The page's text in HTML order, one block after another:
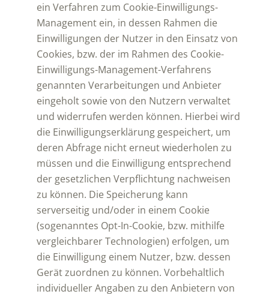
ein Verfahren zum Cookie-Einwilligungs-
Management ein, in dessen Rahmen die
Einwilligungen der Nutzer in den Einsatz von
Cookies, bzw. der im Rahmen des Cookie-
Einwilligungs-Management-Verfahrens
genannten Verarbeitungen und Anbieter
eingeholt sowie von den Nutzern verwaltet
und widerrufen werden können. Hierbei wird
die Einwilligungserklärung gespeichert, um
deren Abfrage nicht erneut wiederholen zu
müssen und die Einwilligung entsprechend
der gesetzlichen Verpflichtung nachweisen
zu können. Die Speicherung kann
serverseitig und/oder in einem Cookie
(sogenanntes Opt-In-Cookie, bzw. mithilfe
vergleichbarer Technologien) erfolgen, um
die Einwilligung einem Nutzer, bzw. dessen
Gerät zuordnen zu können. Vorbehaltlich
individueller Angaben zu den Anbietern von